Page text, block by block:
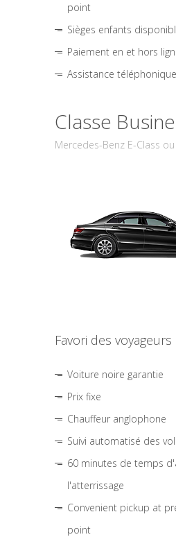
point
Sièges enfants
Paiement en et hors
Assistance
Classe
Mercedes-Benz E-Class
Favori des
Voiture noire garantie
Prix fixe
Chauffeur anglophone
Suivi automatisé des
60 minutes de temps
l'atterrissage
Convenient pickup at
point